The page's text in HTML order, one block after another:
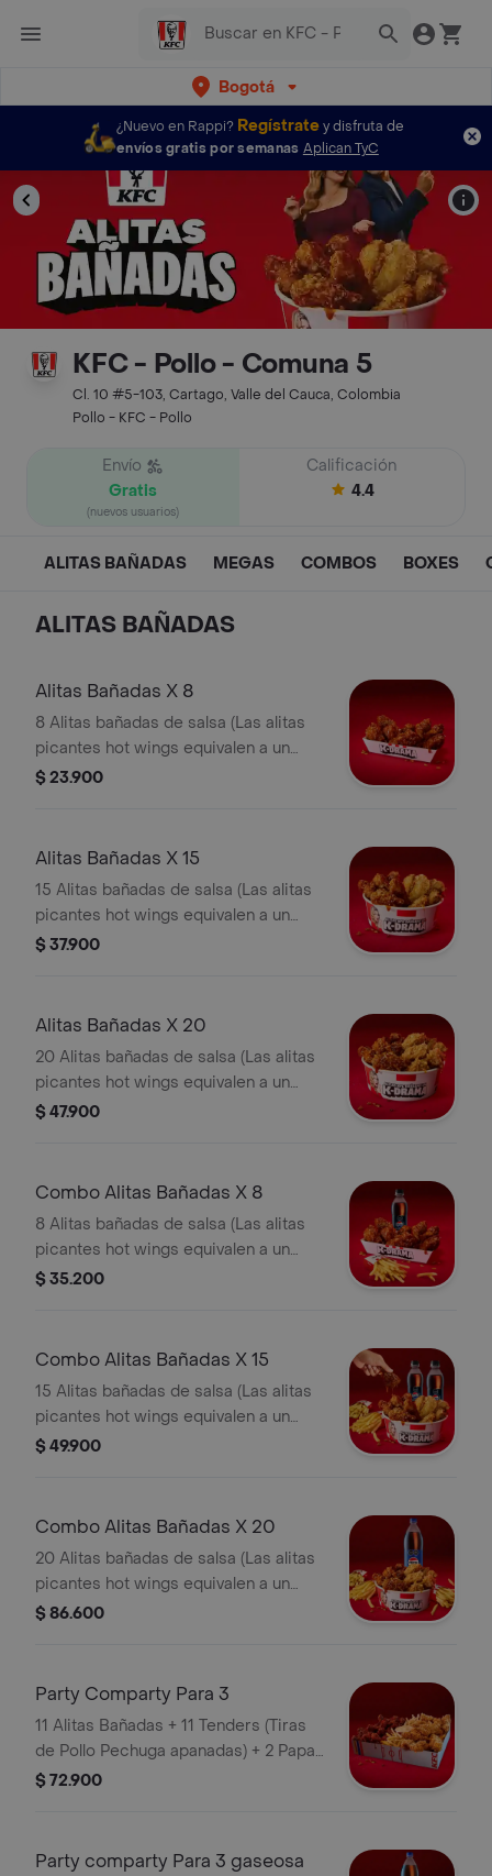
Bogotá
¿Nuevo en Rappi? Regístratey disfruta de
envíos gratis por semanas Aplican TyC
KFC - Pollo - Comuna 5
Cl. 10 #5-103, Cartago, Valle del Cauca, Colombia
Pollo - KFC - Pollo
Envío
Gratis
(nuevos usuarios)
Calificación
4.4
ALITAS BAÑADAS MEGAS COMBOS BOXES
ALITAS BAÑADAS
Alitas Bañadas X 8
8 Alitas bañadas de salsa (Las alitas
picantes hot wings equivalen a un
trozo de ala)
$ 23.900
Alitas Bañadas X 15
15 Alitas bañadas de salsa (Las alitas
picantes hot wings equivalen a un
trozo de ala)
$ 37.900
Alitas Bañadas X 20
20 Alitas bañadas de salsa (Las alitas
picantes hot wings equivalen a un
trozo de ala)
$ 47.900
Combo Alitas Bañadas X 8
8 Alitas bañadas de salsa (Las alitas
picantes hot wings equivalen a un
trozo de ala) + 1 Papa Pequeña + 1
$ 35.200
Combo Alitas Bañadas X 15
15 Alitas bañadas de salsa (Las alitas
picantes hot wings equivalen a un
trozo de ala) + 2 Papa Pequeña + 2
$ 49.900
Combo Alitas Bañadas X 20
20 Alitas bañadas de salsa (Las alitas
picantes hot wings equivalen a un
trozo de ala) + 3 Papa Pequeña + 1
$ 86.600
Party Comparty Para 3
11 Alitas Bañadas + 11 Tenders (Tiras
de Pollo Pechuga apanadas) + 2 Papas
$ 72.900
Party comparty Para 3 gaseosa